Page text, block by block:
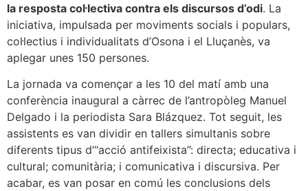
la resposta col·lectiva contra els discursos d’odi. La
iniciativa, impulsada per moviments socials i populars,
col·lectius i individualitats d’Osona i el Lluçanès, va
aplegar unes 150 persones.
La jornada va començar a les 10 del matí amb una
conferència inaugural a càrrec de l’antropòleg Manuel
Delgado i la periodista Sara Blázquez. Tot seguit, les
assistents es van dividir en tallers simultanis sobre
diferents tipus d’“acció antifeixista”: directa; educativa i
cultural; comunitària; i comunicativa i discursiva. Per
acabar, es van posar en comú les conclusions dels